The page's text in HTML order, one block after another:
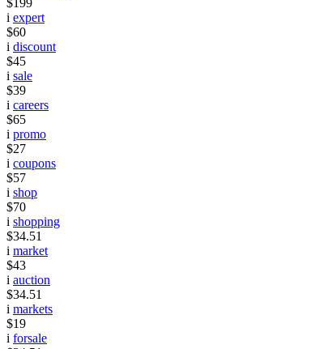
$199
i expert
$60
i discount
$45
i sale
$39
i careers
$65
i promo
$27
i coupons
$57
i shop
$70
i shopping
$34.51
i market
$43
i auction
$34.51
i markets
$19
i forsale